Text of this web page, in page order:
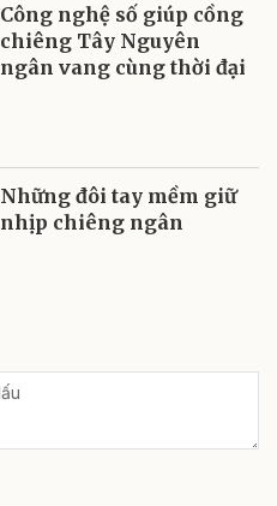
Công nghệ số giúp cồng
chiêng Tây Nguyên
ngân vang cùng thời đại
Những đôi tay mềm giữ
nhịp chiêng ngân